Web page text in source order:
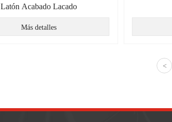
Latón Acabado Lacado
Más detalles
<